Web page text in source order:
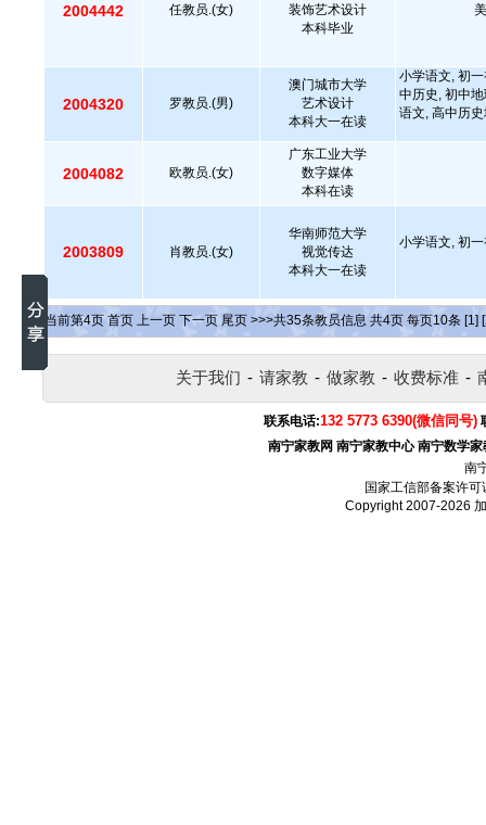
2004442 任教员.(女)
装饰艺术设计
本科毕业
2004320 罗教员.(男)
澳门城市大学
艺术设计
本科大一在读
小学语文, 初
中历史, 初中
语文, 高中历
2004082 欧教员.(女)
广东工业大学
数字媒体
本科在读
2003809 肖教员.(女)
华南师范大学
视觉传达
本科大一在读
小学语文, 初
当前第4页 首页 上一页 下一页 尾页 >>>共35条教员信息 共4页 每页10条 [1]
关于我们 - 请家教 - 做家教 - 收费标准 -
联系电话:132 5773 6390(微信同号)
南宁家教网 南宁家教中心 南宁数学家
南
国家工信部备案许可
Copyright 2007-2026